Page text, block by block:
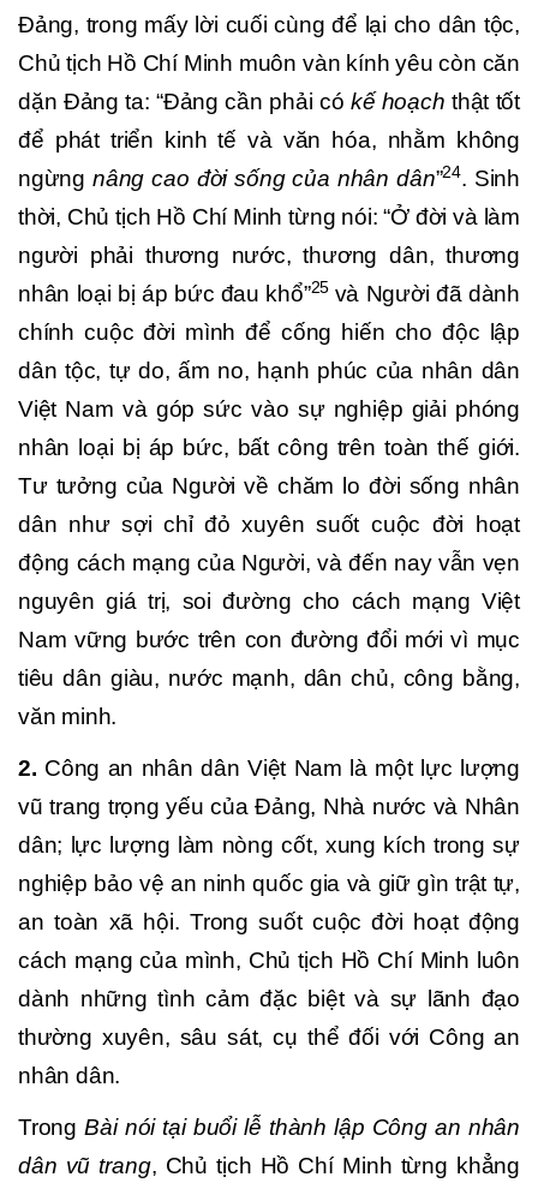
Đảng, trong mấy lời cuối cùng để lại cho dân tộc,
Chủ tịch Hồ Chí Minh muôn vàn kính yêu còn căn
dặn Đảng ta: “Đảng cần phải có kế hoạch thật tốt
để phát triển kinh tế và văn hóa, nhằm không
ngừngnâng cao đời sống của nhân dân”24. Sinh
thời, Chủ tịch Hồ Chí Minh từng nói: “Ở đời và làm
người phải thương nước, thương dân, thương
nhân loại bị áp bức đau khổ”25 và Người đã dành
chính cuộc đời mình để cống hiến cho độc lập
dân tộc, tự do, ấm no, hạnh phúc của nhân dân
Việt Nam và góp sức vào sự nghiệp giải phóng
nhân loại bị áp bức, bất công trên toàn thế giới.
Tư tưởng của Người về chăm lo đời sống nhân
dân như sợi chỉ đỏ xuyên suốt cuộc đời hoạt
động cách mạng của Người, và đến nay vẫn vẹn
nguyên giá trị, soi đường cho cách mạng Việt
Nam vững bước trên con đường đổi mới vì mục
tiêu dân giàu, nước mạnh, dân chủ, công bằng,
văn minh.
2. Công an nhân dân Việt Nam là một lực lượng
vũ trang trọng yếu của Đảng, Nhà nước và Nhân
dân; lực lượng làm nòng cốt, xung kích trong sự
nghiệp bảo vệ an ninh quốc gia và giữ gìn trật tự,
an toàn xã hội. Trong suốt cuộc đời hoạt động
cách mạng của mình, Chủ tịch Hồ Chí Minh luôn
dành những tình cảm đặc biệt và sự lãnh đạo
thường xuyên, sâu sát, cụ thể đối với Công an
nhân dân.
TrongBài nói tại buổi lễ thành lập Công an nhân
dân vũ trang, Chủ tịch Hồ Chí Minh từng khẳng